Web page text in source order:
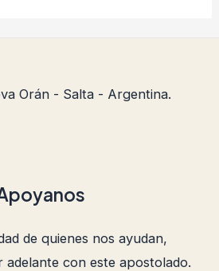
Orán - Salta - Argentina.
de quienes nos ayudan,
adelante con este apostolado.